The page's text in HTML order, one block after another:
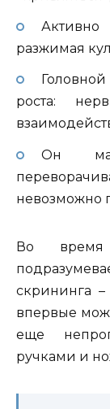
разжимая
роста:
Он
невозможно
Во время
скрининга
впервые
еще
ручками и